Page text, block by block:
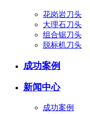
花岗岩刀头
大理石刀头
组合锯刀头
脱标机刀头
成功案例
新闻中心
成功案例